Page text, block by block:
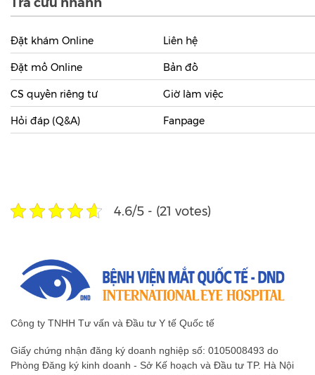
Các khoa phòng
Tra cứu nhanh
Đặt khám Online
Đặt mổ Online
CS quyền riêng tư
Liên hệ
Bản đồ
Giờ làm việc
Công ty TNHH Tư vấn và Đầu tư Y tế Quốc tế